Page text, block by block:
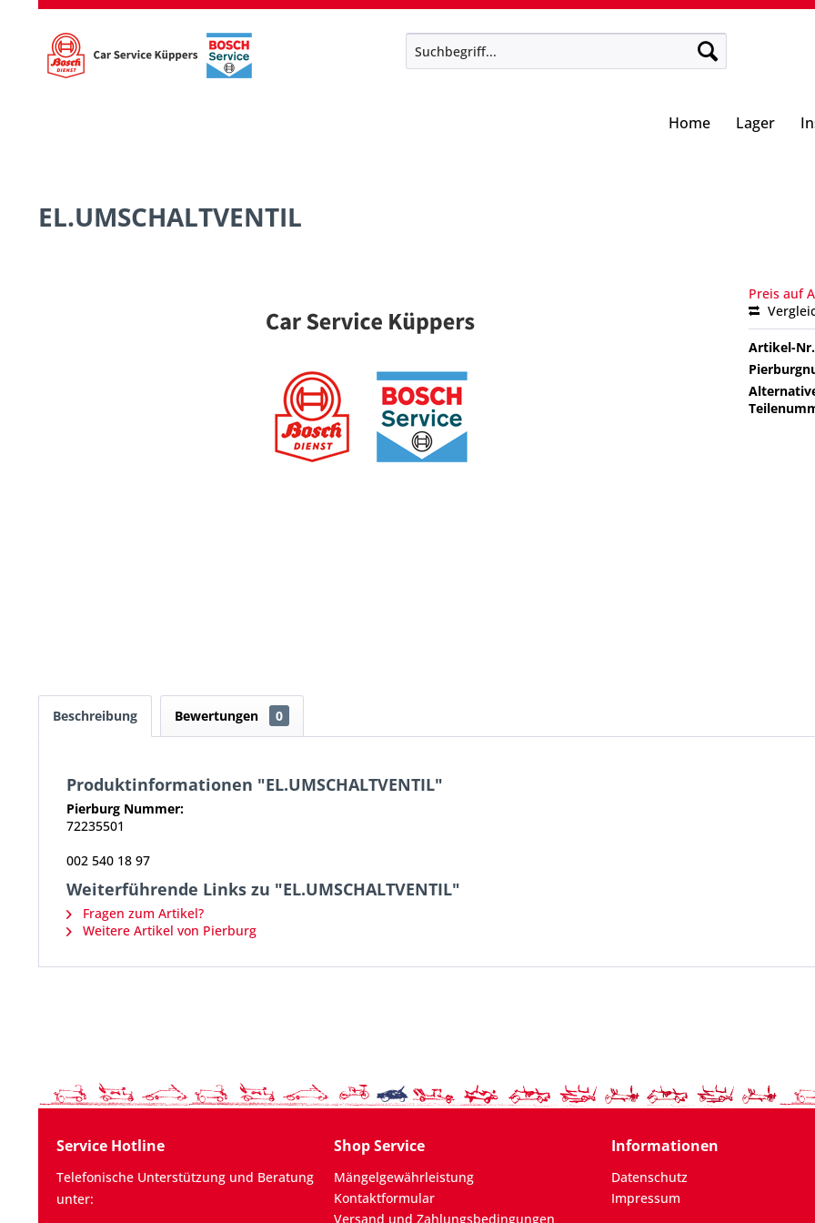
Home Lager
EL.UMSCHALTVENTIL
Preis auf
Artikel-
Beschreibung Bewertungen 0
Produktinformationen "EL.UMSCHALTVENTIL"
Pierburg Nummer:
72235501
002 540 18 97
Weiterführende Links zu "EL.UMSCHALTVENTIL"
Fragen zum Artikel?
Weitere Artikel von Pierburg
Service Hotline
Telefonische Unterstützung und Beratung
unter:
Shop Service
Mängelgewährleistung
Kontaktformular
Versand und Zahlungsbedingungen
Informationen
Datenschutz
Impressum